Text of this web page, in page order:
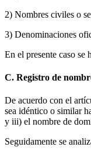
2) Nombres civiles o
3) Denominaciones
En el presente caso se
C. Registro de
De acuerdo con el
sea idéntico o similar
y iii) el nombre de
Seguidamente se